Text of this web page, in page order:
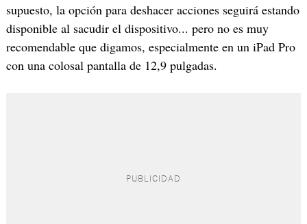
supuesto, la opción para deshacer acciones seguirá estando
disponible al sacudir el dispositivo... pero no es muy
recomendable que digamos, especialmente en un iPad Pro
con una colosal pantalla de 12,9 pulgadas.